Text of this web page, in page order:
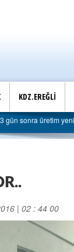
KDZ.EREĞLİ
İlçe
| 02 : 44 00